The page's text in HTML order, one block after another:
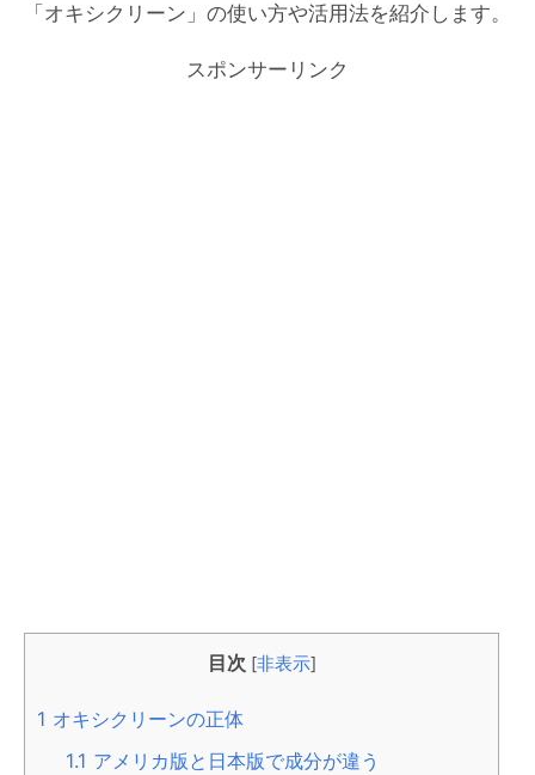
「オキシクリーン」の使い方や活用法を紹介します。
スポンサーリンク
目次 [非表示]
1 オキシクリーンの正体
1.1 アメリカ版と日本版で成分が違う